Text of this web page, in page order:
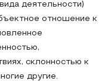
деятельности)
отношение к
склонностью к
другие.